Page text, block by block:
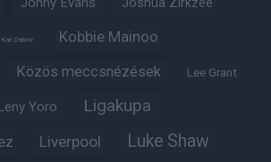
Joshua Zirkzee
Karl Darlow Kobbie Mainoo
Közös meccsnézések Lee Grant
Yoro Ligakupa
Liverpool Luke Shaw